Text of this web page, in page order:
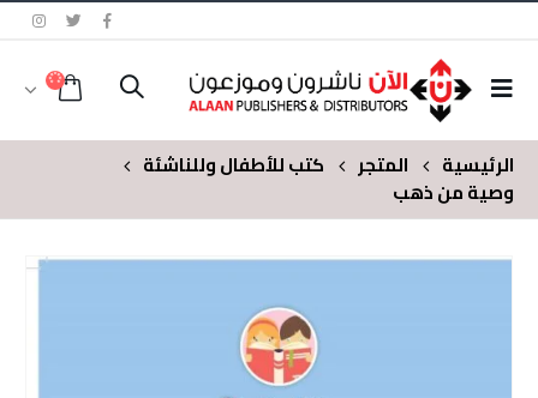
الرئيسية المتجر كتب للأطفال وللناشئة
وصية من ذهب